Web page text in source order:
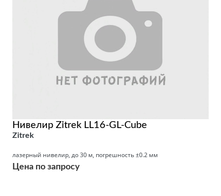
Нивелир Zitrek LL16-GL-Cube
Zitrek
лазерный нивелир, до 30 м, погрешность ±0.2 мм
Цена по запросу